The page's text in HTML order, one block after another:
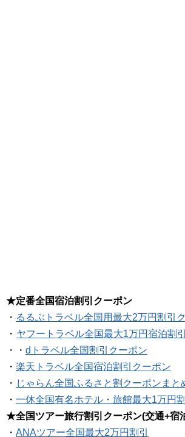
★定番全国宿泊割引クーポン
・ るるぶトラベル全国用最大2万円割引
・ ヤフートラベル全国最大1万円宿泊割
・・ dトラベル全国割引クーポン
・ 楽天トラベル全国宿泊割引クーポン
・ じゃらん全国ふるさと割クーポンまと
・ 一休全国有名ホテル・旅館最大1万円
★全国ツアー旅行割引クーポン(交通+宿
・ ANAツアー全国最大2万円割引